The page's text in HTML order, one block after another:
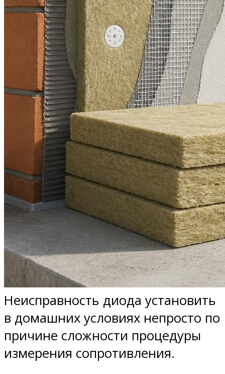
Неисправность диода установить
в домашних условиях непросто по
причине сложности процедуры
измерения сопротивления.